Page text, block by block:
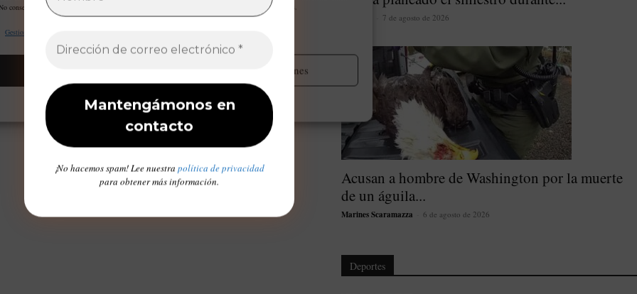
consentir o retirar el consentimiento, puede afectar negativamente a ciertas características y funciones.
Gestionar proveedores
Administrar opciones
Opt-out preferences Declaración de privacidad Aviso Legal / Imprint
7 de agosto de 2026
Acusan a hombre de Washington por la muerte
de un águila...
Marines Scaramazza 6 de agosto de 2026
Deportes
¡No hacemos spam! Lee nuestra política de privacidad
para obtener más información.